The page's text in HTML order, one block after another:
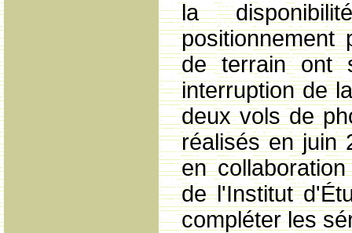
la
positionnement
de terrain ont
interruption de
deux vols de
réalisés en juin
en
de l'Institut
compléter les